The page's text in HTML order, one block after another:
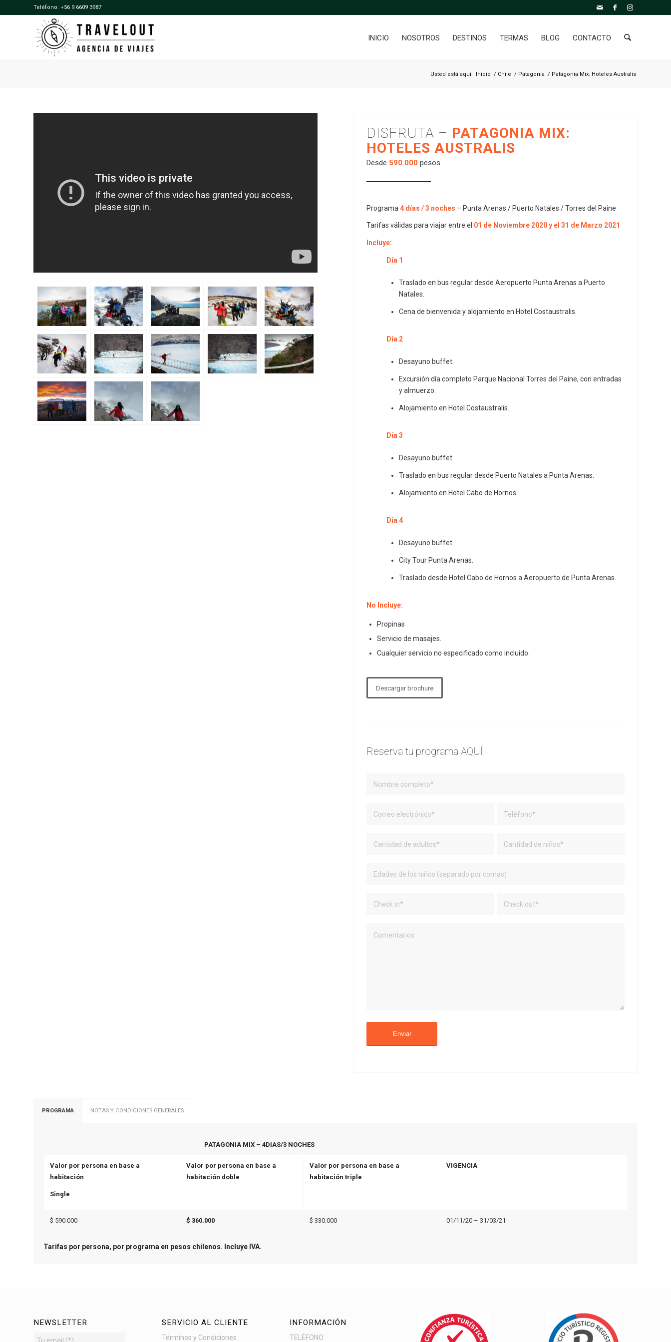
Teléfono: +56 9 6609 3987
INICIO NOSOTROS DESTINOS TERMAS BLOG CONTACTO
Usted está aquí: Inicio / Chile / Patagonia / Patagonia Mix: Hoteles Australis
DISFRUTA – PATAGONIA MIX:
HOTELES AUSTRALIS
Desde 590.000 pesos
Programa4 días / 3 noches – Punta Arenas / Puerto Natales / Torres del Paine
Tarifas válidas para viajar entre el 01 de Noviembre 2020 y el 31 de Marzo 2021
Incluye:
Día 1
Traslado en bus regular desde Aeropuerto Punta Arenas a Puerto
Natales.
Cena de bienvenida y alojamiento en Hotel Costaustralis.
Día 2
Desayuno buffet.
Excursión día completo Parque Nacional Torres del Paine, con entradas
y almuerzo.
Alojamiento en Hotel Costaustralis.
Día 3
Desayuno buffet.
Traslado en bus regular desde Puerto Natales a Punta Arenas.
Alojamiento en Hotel Cabo de Hornos.
Día 4
Desayuno buffet.
City Tour Punta Arenas.
Traslado desde Hotel Cabo de Hornos a Aeropuerto de Punta Arenas.
No Incluye:
Propinas
Servicio de masajes.
Cualquier servicio no especificado como incluido.
Descargar brochure
Reserva tu programa AQUÍ
PROGRAMA NOTAS Y CONDICIONES GENERALES
PATAGONIA MIX – 4DIAS/3 NOCHES
Valor por persona en base a
habitación
Single
Valor por persona en base a
habitación doble
Valor por persona en base a
habitación triple
VIGENCIA
$ 590.000 $ 360.000 $ 330.000 01/11/20 – 31/03/21
Tarifas por persona, por programa en pesos chilenos. Incluye IVA.
NEWSLETTER SERVICIO AL CLIENTE
Términos y Condiciones
INFORMACIÓN
TELÉFONO